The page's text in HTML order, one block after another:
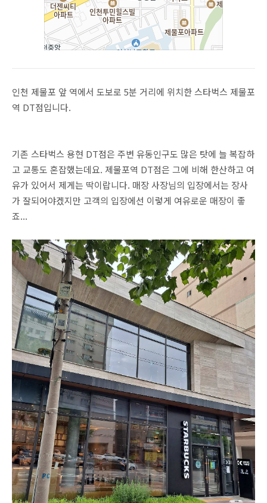
인천 제물포 앞 역에서 도보로 5분 거리에 위치한 스타벅스 제물포
역 DT점입니다.
기존 스타벅스 용현 DT점은 주변 유동인구도 많은 탓에 늘 복잡하
고 교통도 혼잡했는데요. 제물포역 DT점은 그에 비해 한산하고 여
유가 있어서 제게는 딱이랍니다. 매장 사장님의 입장에서는 장사
가 잘되어야겠지만 고객의 입장에선 이렇게 여유로운 매장이 좋
죠...